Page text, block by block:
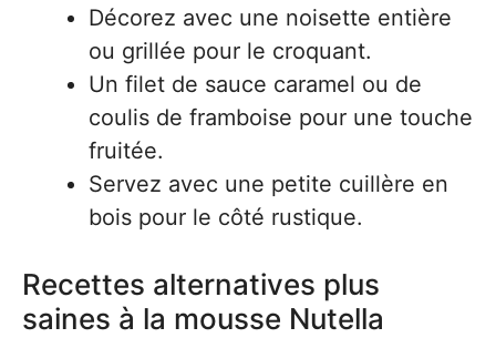
Décorez avec une noisette entière
ou grillée pour le croquant.
Un filet de sauce caramel ou de
coulis de framboise pour une touche
fruitée.
Servez avec une petite cuillère en
bois pour le côté rustique.
Recettes alternatives plus
saines à la mousse Nutella